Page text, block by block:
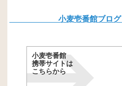
小麦壱番館ブログ
小麦壱番館
携帯サイトは
こちらから